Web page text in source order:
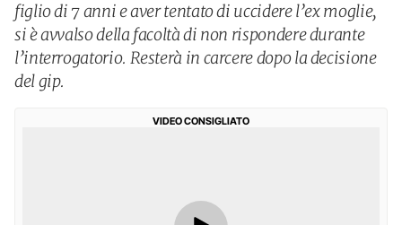
figlio di 7 anni e aver tentato di uccidere l’ex moglie,
si è avvalso della facoltà di non rispondere durante
l’interrogatorio. Resterà in carcere dopo la decisione
del gip.
VIDEO CONSIGLIATO